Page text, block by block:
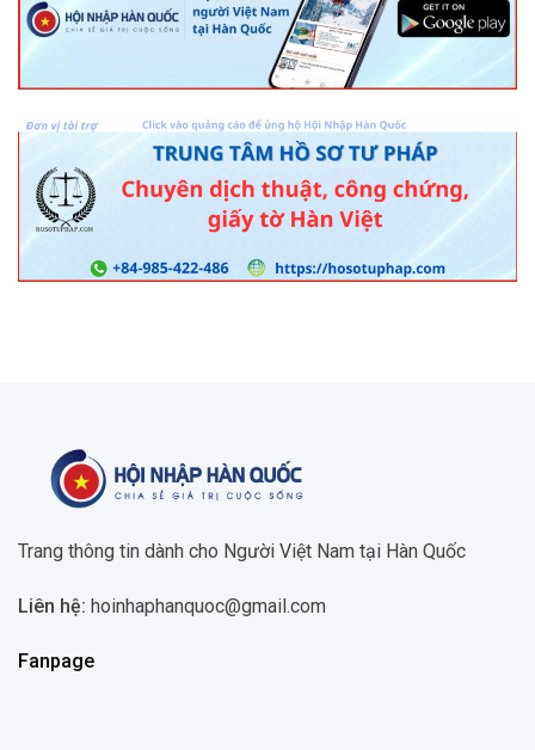
Trang thông tin dành cho Người Việt Nam tại Hàn Quốc
Liên hệ: hoinhaphanquoc@gmail.com
Fanpage